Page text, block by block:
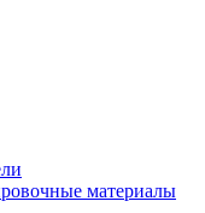
материалы